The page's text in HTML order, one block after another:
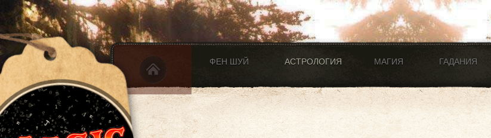
ФЕН ШУЙ АСТРОЛОГИЯ МАГИЯ ГАДАНИЯ